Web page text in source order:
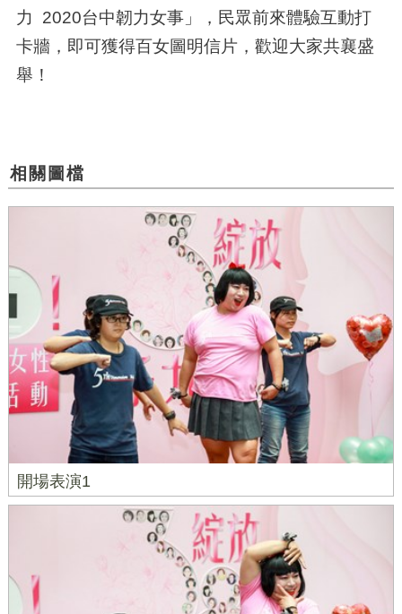
力 2020台中韌力女事」，民眾前來體驗互動打
卡牆，即可獲得百女圖明信片，歡迎大家共襄盛
舉！
相關圖檔
開場表演1